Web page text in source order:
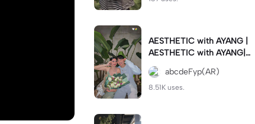
AESTHETIC with AYANG |
AESTHETIC with AYANG|#f
yp#template#aestethic#vi
ral#barengpasangan🥰
abcdeFyp(AR)
8.51K uses.